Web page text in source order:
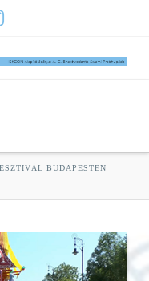
BUDAPESTEN